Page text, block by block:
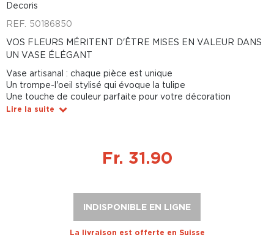
Decoris
REF. 50186850
VOS FLEURS MÉRITENT D'ÊTRE MISES EN VALEUR DANS
UN VASE ÉLÉGANT
Vase artisanal : chaque pièce est unique
Un trompe-l'oeil stylisé qui évoque la tulipe
Une touche de couleur parfaite pour votre décoration
Lire la suite
Fr. 31.90
INDISPONIBLE EN LIGNE
La livraison est offerte en Suisse